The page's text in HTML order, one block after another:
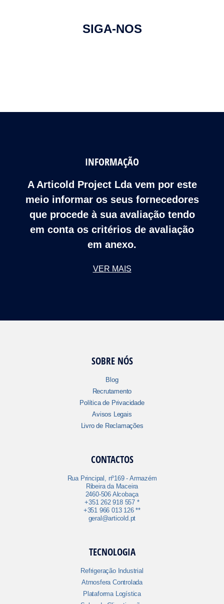
SIGA-NOS
INFORMAÇÃO
A Articold Project Lda vem por este
meio informar os seus fornecedores
que procede à sua avaliação tendo
em conta os critérios de avaliação
em anexo.
VER MAIS
SOBRE NÓS
Blog
Recrutamento
Política de Privacidade
Avisos Legais
Livro de Reclamações
CONTACTOS
Rua Principal, nº169 - Armazém
Ribeira da Maceira
2460-506 Alcobaça
+351 262 918 557 *
+351 966 013 126 **
geral@articold.pt
TECNOLOGIA
Refrigeração Industrial
Atmosfera Controlada
Plataforma Logística